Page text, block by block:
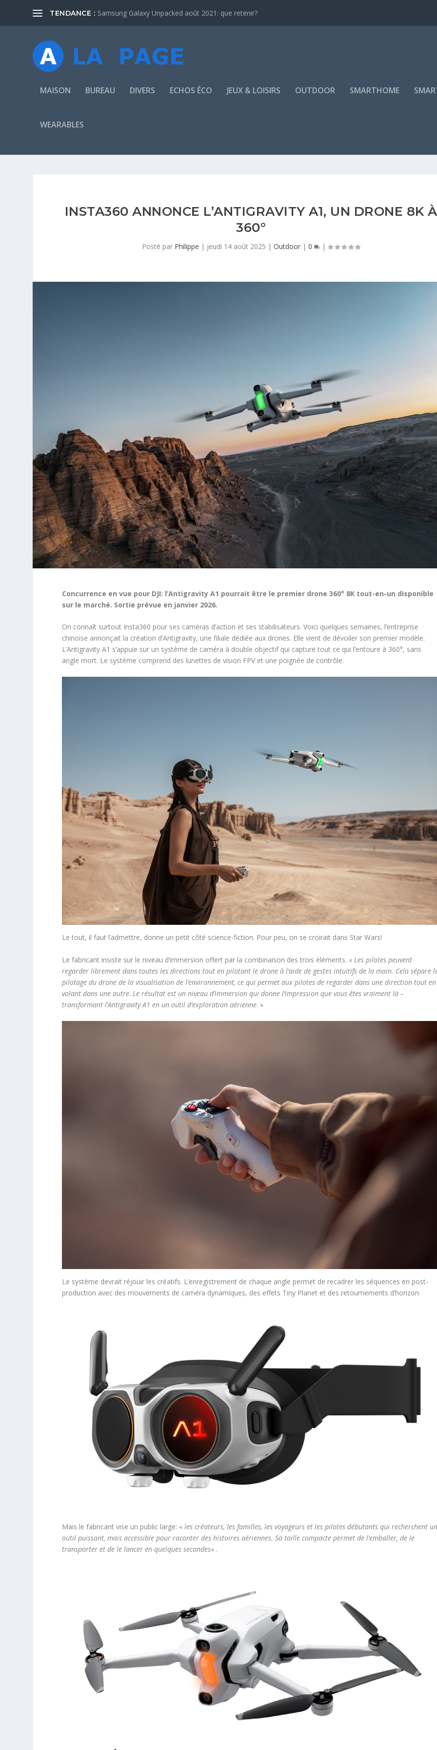
TENDANCE : Samsung Galaxy Unpacked août 2021: que retenir?
MAISON BUREAU DIVERS ECHOS ÉCO JEUX & LOISIRS OUTDOOR SMARTHOME
WEARABLES
INSTA360 ANNONCE L’ANTIGRAVITY A1, UN DRONE 8K À
360°
Posté par Philippe | jeudi 14 août 2025 |Outdoor |0 |
Concurrence en vue pour DJI: l’Antigravity A1 pourrait être le premier drone 360° 8K tout-en-un disponible
sur le marché. Sortie prévue en janvier 2026.
On connaît surtout Insta360 pour ses caméras d’action et ses stabilisateurs. Voici quelques semaines, l’entreprise
chinoise annonçait la création d’Antigravity, une filiale dédiée aux drones. Elle vient de dévoiler son premier modèle.
L’Antigravity A1 s’appuie sur un système de caméra à double objectif qui capture tout ce qui l’entoure à 360°, sans
angle mort. Le système comprend des lunettes de vision FPV et une poignée de contrôle.
Le tout, il faut l’admettre, donne un petit côté science-fiction. Pour peu, on se croirait dans Star Wars!
Le fabricant insiste sur le niveau d’immersion offert par la combinaison des trois éléments. « Les pilotes peuvent
regarder librement dans toutes les directions tout en pilotant le drone à l’aide de gestes intuitifs de la main. Cela sépare
pilotage du drone de la visualisation de l’environnement, ce qui permet aux pilotes de regarder dans une direction tout en
volant dans une autre. Le résultat est un niveau d’immersion qui donne l’impression que vous êtes vraiment là –
transformant l’Antigravity A1 en un outil d’exploration aérienne. »
Le système devrait réjouir les créatifs. L’enregistrement de chaque angle permet de recadrer les séquences en post-
production avec des mouvements de caméra dynamiques, des effets Tiny Planet et des retournements d’horizon.
Mais le fabricant vise un public large: «les créateurs, les familles, les voyageurs et les pilotes débutants qui recherchent
outil puissant, mais accessible pour raconter des histoires aériennes. Sa taille compacte permet de l’emballer, de le
transporter et de le lancer en quelques secondes« .